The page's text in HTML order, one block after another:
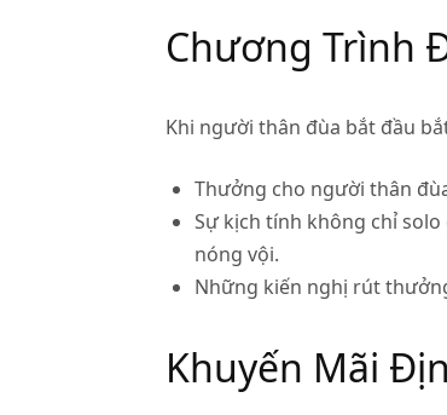
Chương Trình
Khi người thân đùa bắt đầu
Thưởng cho người thân
Sự kịch tính không chỉ
nóng vội.
Những kiến nghị rút
Khuyến Mãi